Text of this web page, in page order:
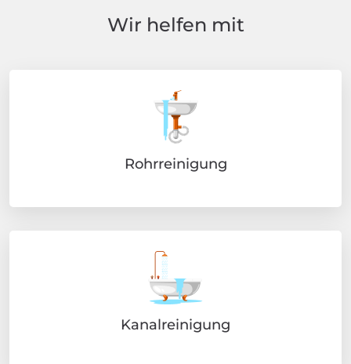
Wir helfen mit
Rohrreinigung
Kanalreinigung